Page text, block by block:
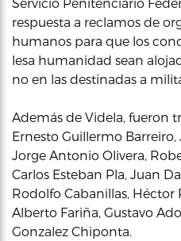
respuesta a reclamos de
humanos para que los
lesa humanidad sean
no en las destinadas a
Además de Videla, fueron
Ernesto Guillermo Barreiro,
Jorge Antonio Olivera,
Carlos Esteban Pla, Juan
Rodolfo Cabanillas, Héctor
Alberto Fariña, Gustavo
Gonzalez Chiponta.